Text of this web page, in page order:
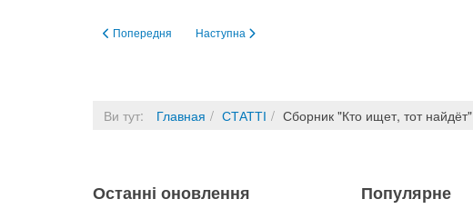
Попередня стаття: О разностороннем развитии личности
Попередня Наступна стаття: Сборник "Времени нет"
Наступна
Ви тут: Главная СТАТТІ Сборник "Кто ищет, тот найдёт"
Останні оновлення Популярне